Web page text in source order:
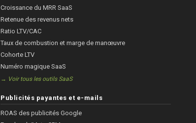
Croissance du MRR SaaS
Retenue des revenus nets
Ratio LTV/CAC
Taux de combustion et marge de manœuvre
Cohorte LTV
Numéro magique SaaS
→ Voir tous les outils SaaS
Publicités payantes et e-mails
ROAS des publicités Google